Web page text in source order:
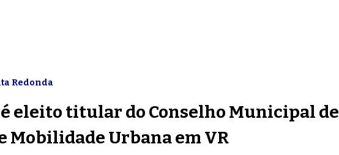
Redonda
eleito titular do Conselho Municipal de
Mobilidade Urbana em VR